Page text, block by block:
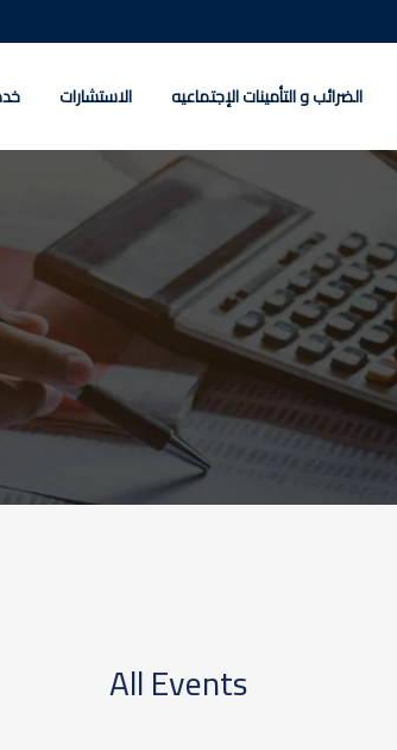
الضرائب و التأمينات الإجتماعيه الاستشارات
All Events